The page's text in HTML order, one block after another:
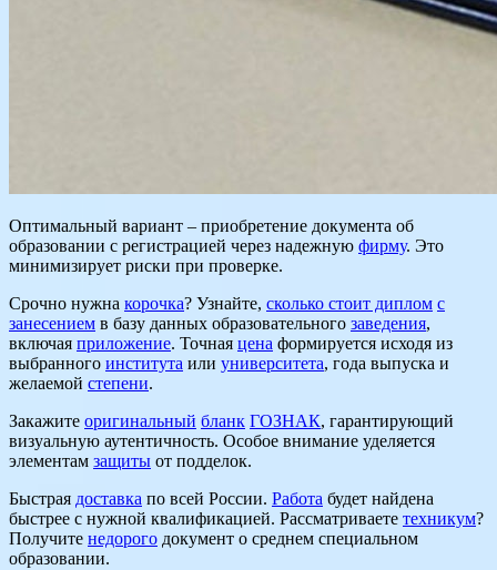
Оптимальный вариант – приобретение документа об
образовании с регистрацией через надежную фирму. Это
минимизирует риски при проверке.
Срочно нужна корочка? Узнайте, сколько стоит диплом с
занесением в базу данных образовательного заведения,
включая приложение. Точная цена формируется исходя из
выбранного института или университета, года выпуска и
желаемой степени.
Закажите оригинальный бланк ГОЗНАК, гарантирующий
визуальную аутентичность. Особое внимание уделяется
элементам защиты от подделок.
Быстрая доставка по всей России. Работа будет найдена
быстрее с нужной квалификацией. Рассматриваете техникум?
Получите недорого документ о среднем специальном
образовании.